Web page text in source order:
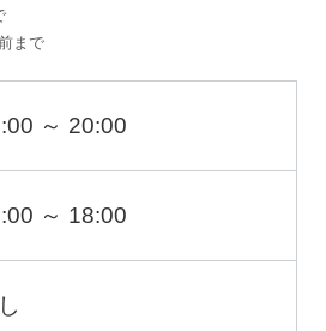
まで
～ 20:00
～ 18:00